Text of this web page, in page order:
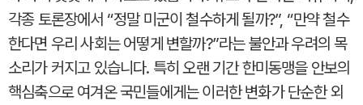
각종 토론장에서 “정말 미군이 철수하게 될까?”, “만약 철수
한다면 우리 사회는 어떻게 변할까?”라는 불안과 우려의 목
소리가 커지고 있습니다. 특히 오랜 기간 한미동맹을 안보의
핵심축으로 여겨온 국민들에게는 이러한 변화가 단순한 외